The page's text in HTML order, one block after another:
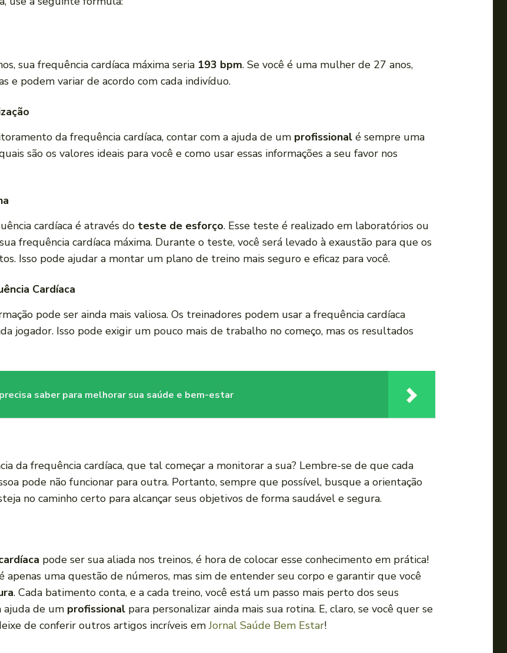
sua frequência cardíaca máxima seria 193 bpm. Se você é uma mulher de 27 anos,
e podem variar de acordo com cada indivíduo.
da frequência cardíaca, contar com a ajuda de um profissional é sempre uma
são os valores ideais para você e como usar essas informações a seu favor nos
cardíaca é através do teste de esforço. Esse teste é realizado em laboratórios ou
frequência cardíaca máxima. Durante o teste, você será levado à exaustão para que os
Isso pode ajudar a montar um plano de treino mais seguro e eficaz para você.
Cardíaca
pode ser ainda mais valiosa. Os treinadores podem usar a frequência cardíaca
jogador. Isso pode exigir um pouco mais de trabalho no começo, mas os resultados
saber para melhorar sua saúde e bem-estar
da frequência cardíaca, que tal começar a monitorar a sua? Lembre-se de que cada
pode não funcionar para outra. Portanto, sempre que possível, busque a orientação
no caminho certo para alcançar seus objetivos de forma saudável e segura.
pode ser sua aliada nos treinos, é hora de colocar esse conhecimento em prática!
uma questão de números, mas sim de entender seu corpo e garantir que você
. Cada batimento conta, e a cada treino, você está um passo mais perto dos seus
ajuda de um profissional para personalizar ainda mais sua rotina. E, claro, se você quer se
de conferir outros artigos incríveis emJornal Saúde Bem Estar!